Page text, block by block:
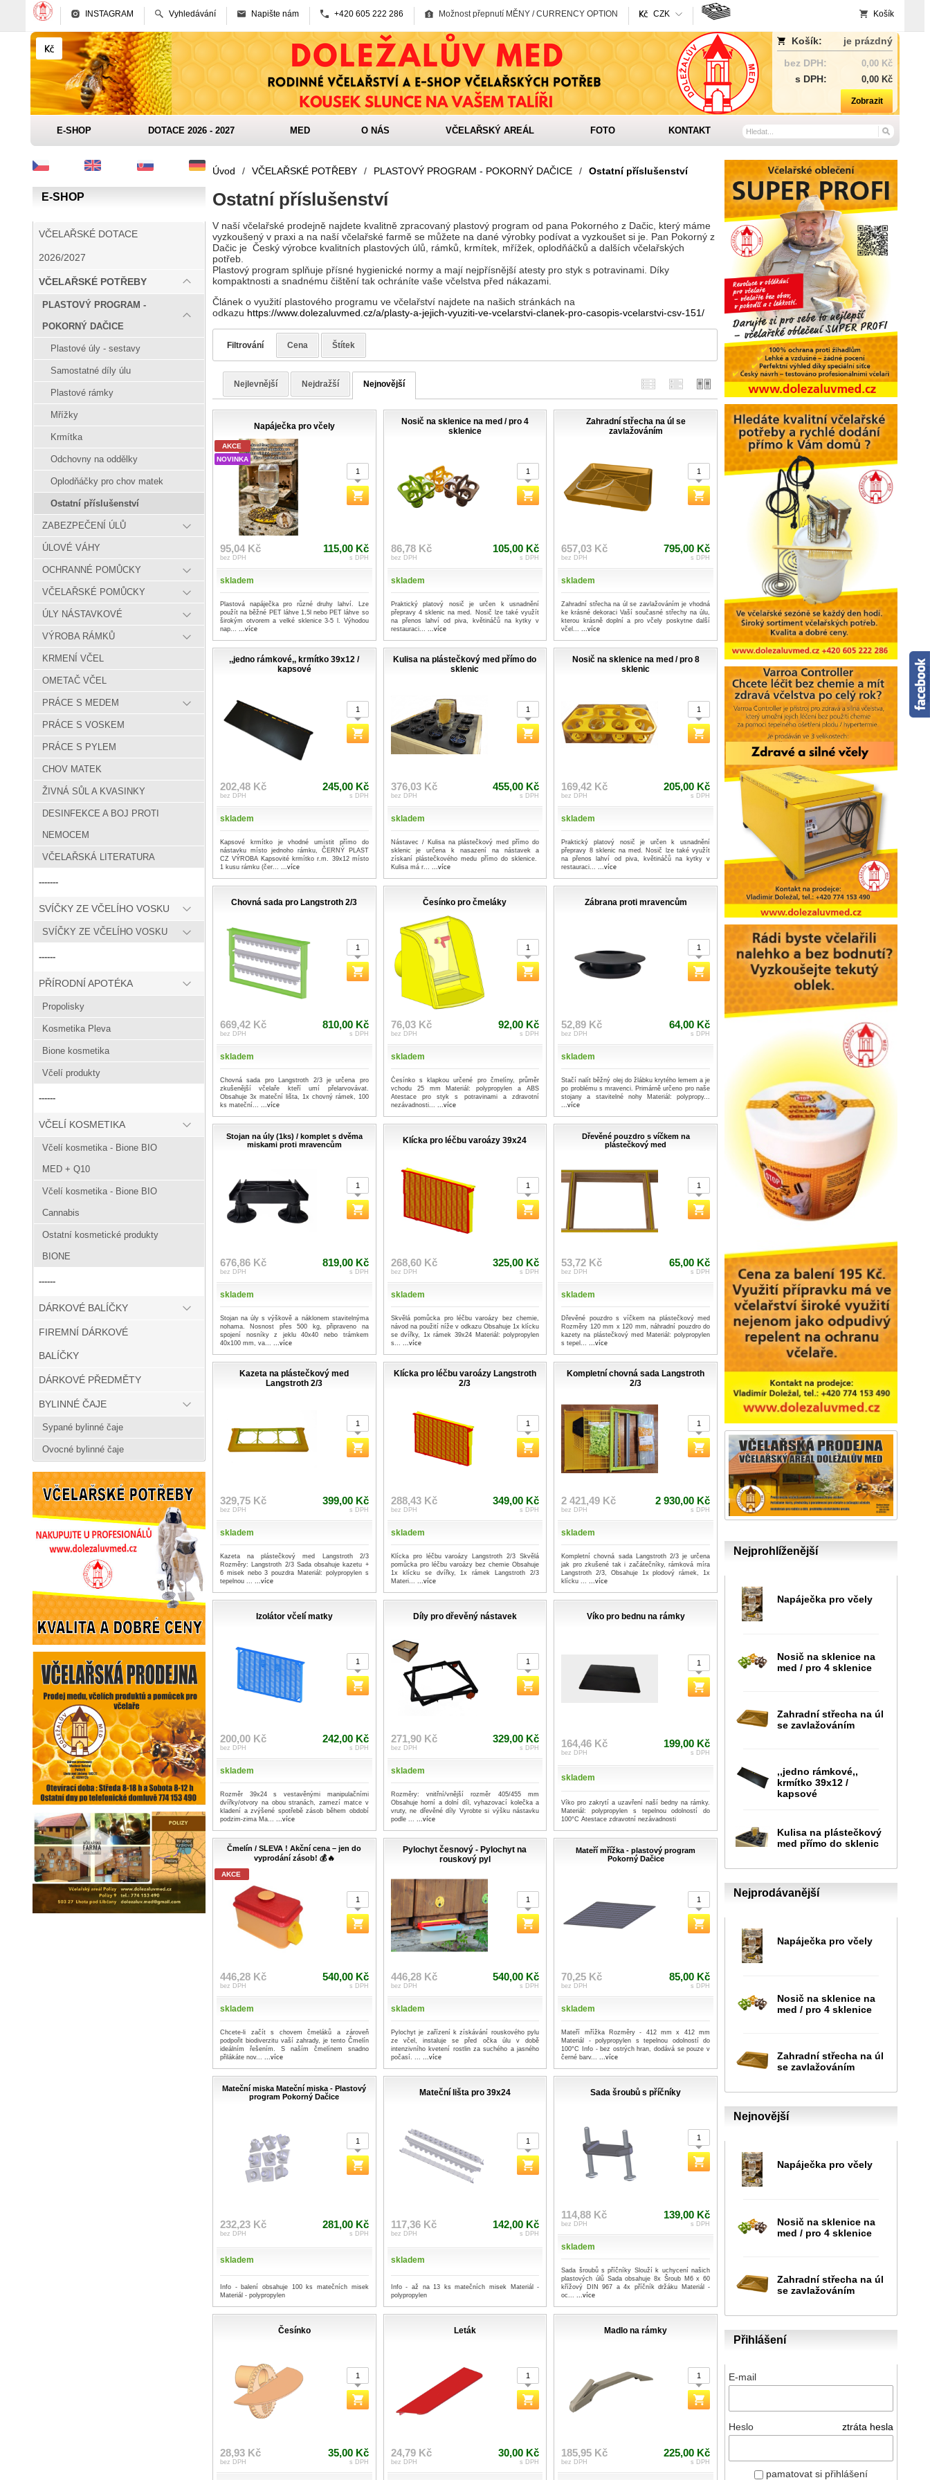
INSTAGRAM Vyhledávání Napište nám +420 605 222 286 Možnost přepnutí MĚNY / CURRENCY OPTION CZK Košík
Košík:
je prázdný
bez DPH:
0,00 Kč
s DPH: 0,00 Kč
Zobrazit
E-SHOP DOTACE 2026 - 2027 MED O NÁS VČELAŘSKÝ AREÁL FOTO KONTAKT
E-SHOP
VČELAŘSKÉ DOTACE
2026/2027
VČELAŘSKÉ POTŘEBY
PLASTOVÝ PROGRAM -
POKORNÝ DAČICE
Plastové úly - sestavy
Samostatné díly úlu
Plastové rámky
Mřížky
Krmítka
Odchovny na oddělky
Oplodňáčky pro chov matek
Ostatní příslušenství
ZABEZPEČENÍ ÚLŮ
ÚLOVÉ VÁHY
OCHRANNÉ POMŮCKY
VČELAŘSKÉ POMŮCKY
ÚLY NÁSTAVKOVÉ
VÝROBA RÁMKŮ
KRMENÍ VČEL
OMETAČ VČEL
PRÁCE S MEDEM
PRÁCE S VOSKEM
PRÁCE S PYLEM
CHOV MATEK
ŽIVNÁ SŮL A KVASINKY
DESINFEKCE A BOJ PROTI
NEMOCEM
VČELAŘSKÁ LITERATURA
-------
SVÍČKY ZE VČELÍHO VOSKU
SVÍČKY ZE VČELÍHO VOSKU
------
PŘÍRODNÍ APOTÉKA
Propolisky
Kosmetika Pleva
Bione kosmetika
Včelí produkty
------
VČELÍ KOSMETIKA
Včelí kosmetika - Bione BIO
MED + Q10
Včelí kosmetika - Bione BIO
Cannabis
Ostatní kosmetické produkty
BIONE
------
DÁRKOVÉ BALÍČKY
FIREMNÍ DÁRKOVÉ
BALÍČKY
DÁRKOVÉ PŘEDMĚTY
BYLINNÉ ČAJE
Sypané bylinné čaje
Ovocné bylinné čaje
Nejprohlíženější
Napáječka pro včely
Nosič na sklenice na
med / pro 4 sklenice
Zahradní střecha na úl
se zavlažováním
,,jedno rámkové,,
krmítko 39x12 /
kapsové
Kulisa na plástečkový
med přímo do sklenic
Nejprodávanější
Napáječka pro včely
Nosič na sklenice na
med / pro 4 sklenice
Zahradní střecha na úl
se zavlažováním
Nejnovější
Napáječka pro včely
Nosič na sklenice na
med / pro 4 sklenice
Zahradní střecha na úl
se zavlažováním
Přihlášení
E-mail
Heslo ztráta hesla
pamatovat si přihlášení
Úvod / VČELAŘSKÉ POTŘEBY / PLASTOVÝ PROGRAM - POKORNÝ DAČICE / Ostatní příslušenství
Ostatní příslušenství
V naší včelařské prodejně najdete kvalitně zpracovaný plastový program od pana Pokorného z Dačic, který máme
vyzkoušený v praxi a na naší včelařské farmě se můžete na dané výrobky podívat a vyzkoušet si je. Pan Pokorný z
Dačic je Český výrobce kvalitních plastových úlů, rámků, krmítek, mřížek, oplodňáčků a dalších včelařských
potřeb.
Plastový program splňuje přísné hygienické normy a mají nejpřísnější atesty pro styk s potravinami. Díky
kompaktnosti a snadnému čištění tak ochráníte vaše včelstva před nákazami.
Článek o využití plastového programu ve včelařství najdete na našich stránkách na
odkazu https://www.dolezaluvmed.cz/a/plasty-a-jejich-vyuziti-ve-vcelarstvi-clanek-pro-casopis-vcelarstvi-csv-151/
Filtrování Cena Štítek
Nejlevnější Nejdražší Nejnovější
Napáječka pro včely
AKCE
NOVINKA
95,04 Kč
bez DPH
115,00 Kč
s DPH
skladem
Plastová napáječka pro různé druhy lahví. Lze
použít na běžné PET láhve 1,5l nebo PET láhve so
širokým otvorem a velké sklenice 3-5 l. Výhodou
nap... ...více
Nosič na sklenice na med / pro 4
sklenice
86,78 Kč
bez DPH
105,00 Kč
s DPH
skladem
Praktický platový nosič je určen k usnadnění
přepravy 4 sklenic na med. Nosič lze také využít
na přenos lahví od piva, květináčů na kytky v
restauraci... ...více
Zahradní střecha na úl se
zavlažováním
657,03 Kč
bez DPH
795,00 Kč
s DPH
skladem
Zahradní střecha na úl se zavlažováním je vhodná
ke krásné dekoraci Vaší současné střechy na úlu,
kterou krásně doplní a pro včely poskytne další
včel......více
,,jedno rámkové,, krmítko 39x12 /
kapsové
202,48 Kč
bez DPH
245,00 Kč
s DPH
skladem
Kapsové krmítko je vhodné umístit přímo do
nástavku místo jednoho rámku, ČERNÝ PLAST
CZ VÝROBA Kapsovité krmítko r.m. 39x12 místo
1 kusu rámku (čer... ...více
Kulisa na plástečkový med přímo do
sklenic
376,03 Kč
bez DPH
455,00 Kč
s DPH
skladem
Nástavec / Kulisa na plástečkový med přímo do
sklenic je určena k nasazení na nástavek a
získaní plástečkového medu přímo do sklenice.
Kulisa má r... ...více
Nosič na sklenice na med / pro 8
sklenic
169,42 Kč
bez DPH
205,00 Kč
s DPH
skladem
Praktický platový nosič je určen k usnadnění
přepravy 8 sklenic na med. Nosič lze také využít
na přenos lahví od piva, květináčů na kytky v
restauraci......více
Chovná sada pro Langstroth 2/3
669,42 Kč
bez DPH
810,00 Kč
s DPH
skladem
Chovná sada pro Langstroth 2/3 je určena pro
zkušenější včelaře kteří umí přelarvovávat.
Obsahuje 3x mateční lišta, 1x chovný rámek, 100
ks mateční... ...více
Česínko pro čmeláky
76,03 Kč
bez DPH
92,00 Kč
s DPH
skladem
Česínko s klapkou určené pro čmelíny, průměr
vchodu 25 mm Materiál: polypropylen a ABS
Atestace pro styk s potravinami a zdravotní
nezávadnosti... ...více
Zábrana proti mravencům
52,89 Kč
bez DPH
64,00 Kč
s DPH
skladem
Stačí nalít běžný olej do žlábku krytého lemem a je
po problému s mravenci. Primárně určeno pro naše
stojany a stavitelné nohy Materiál: polypropy...
...více
Stojan na úly (1ks) / komplet s dvěma
miskami proti mravencům
676,86 Kč
bez DPH
819,00 Kč
s DPH
skladem
Stojan na úly s výškově a náklonem stavitelnýma
nohama. Nosnost přes 500 kg, připraveno na
spojení nosníky z jeklu 40x40 nebo trámkem
40x100 mm, va... ...více
Klícka pro léčbu varoázy 39x24
268,60 Kč
bez DPH
325,00 Kč
s DPH
skladem
Skvělá pomůcka pro léčbu varoázy bez chemie,
návod na použití níže v odkazu Obsahuje 1x klícku
se dvířky, 1x rámek 39x24 Materiál: polypropylen
s... ...více
Dřevěné pouzdro s víčkem na
plástečkový med
53,72 Kč
bez DPH
65,00 Kč
s DPH
skladem
Dřevěné pouzdro s víčkem na plástečkový med
Rozměry 120 mm x 120 mm, náhradní pouzdro do
kazety na plástečkový med Materiál: polypropylen
s tepel......více
Kazeta na plástečkový med
Langstroth 2/3
329,75 Kč
bez DPH
399,00 Kč
s DPH
skladem
Kazeta na plástečkový med Langstroth 2/3
Rozměry: Langstroth 2/3 Sada obsahuje kazetu +
6 misek nebo 3 pouzdra Materiál: polypropylen s
tepelnou ... ...více
Klícka pro léčbu varoázy Langstroth
2/3
288,43 Kč
bez DPH
349,00 Kč
s DPH
skladem
Klícka pro léčbu varoázy Langstroth 2/3 Skvělá
pomůcka pro léčbu varoázy bez chemie Obsahuje
1x klícku se dvířky, 1x rámek Langstroth 2/3
Materi... ...více
Kompletní chovná sada Langstroth
2/3
2 421,49 Kč
bez DPH
2 930,00 Kč
s DPH
skladem
Kompletní chovná sada Langstroth 2/3 je určena
jak pro zkušené tak i začátečníky, rámková míra
Langstroth 2/3, Obsahuje 1x plodový rámek, 1x
klícku ......více
Izolátor včelí matky
200,00 Kč
bez DPH
242,00 Kč
s DPH
skladem
Rozměr 39x24 s vestavěnými manipulačními
dvířky/otvory na obou stranách, zamezí matce v
kladení a zvýšené spotřebě zásob během období
podzim-zima Ma... ...více
Díly pro dřevěný nástavek
271,90 Kč
bez DPH
329,00 Kč
s DPH
skladem
Rozměry: vnitřní/vnější rozměr 405/455 mm
Obsahuje horní a dolní díl, vyhazovací kolečka a
vruty, ne dřevěné díly Vyrobte si výšku nástavku
podle ... ...více
Víko pro bednu na rámky
164,46 Kč
bez DPH
199,00 Kč
s DPH
skladem
Víko pro zakrytí a uzavření naší bedny na rámky.
Materiál: polypropylen s tepelnou odolností do
100°C Atestace zdravotní nezávadnosti
Čmelín / SLEVA ! Akční cena – jen do
vyprodání zásob! 💰🔥
AKCE
446,28 Kč
bez DPH
540,00 Kč
s DPH
skladem
Chcete-li začít s chovem čmeláků a zároveň
podpořit biodiverzitu vaší zahrady, je tento Čmelín
ideálním řešením. S naším čmelínem snadno
přilákáte nov... ...více
Pylochyt česnový - Pylochyt na
rouskový pyl
446,28 Kč
bez DPH
540,00 Kč
s DPH
skladem
Pylochyt je zařízení k získávání rouskového pylu
ze včel, instaluje se před očka úlu v době
intenzivního kvetení rostlin za suchého a jasného
počasí. ... ...více
Mateří mřížka - plastový program
Pokorný Dačice
70,25 Kč
bez DPH
85,00 Kč
s DPH
skladem
Mateří mřížka Rozměry - 412 mm x 412 mm
Materiál - polypropylen s tepelnou odolností do
100°C Info - bez ostrých hran, dodává se pouze v
černé barv......více
Mateční miska Mateční miska - Plastový
program Pokorný Dačice
232,23 Kč
bez DPH
281,00 Kč
s DPH
skladem
Info - balení obsahuje 100 ks matečních misek
Materiál - polypropylen
Mateční lišta pro 39x24
117,36 Kč
bez DPH
142,00 Kč
s DPH
skladem
Info - až na 13 ks matečních misek Materiál -
polypropylen
Sada šroubů s příčníky
114,88 Kč
bez DPH
139,00 Kč
s DPH
skladem
Sada šroubů s příčníky Slouží k uchycení našich
plastových úlů Sada obsahuje 8x Šroub M6 x 60
křížový DIN 967 a 4x příčník držáku Materiál -
oc......více
Česínko
28,93 Kč
bez DPH
35,00 Kč
s DPH
Leták
24,79 Kč
bez DPH
30,00 Kč
s DPH
Madlo na rámky
185,95 Kč
bez DPH
225,00 Kč
s DPH